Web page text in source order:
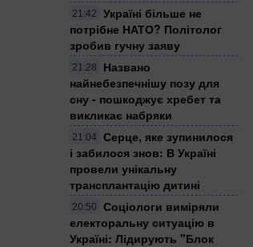
21:42
Україні більше не
потрібне НАТО? Політолог
зробив гучну заяву
21:28
Названо
найнебезпечнішу позу для
сну - пошкоджує хребет та
викликає набряки
21:04
Серце, яке зупинилося
і забилося знов: В Україні
провели унікальну
трансплантацію дитині
20:50
Соціологи виміряли
електоральну ситуацію в
Україні: ​Лідирують "Блок